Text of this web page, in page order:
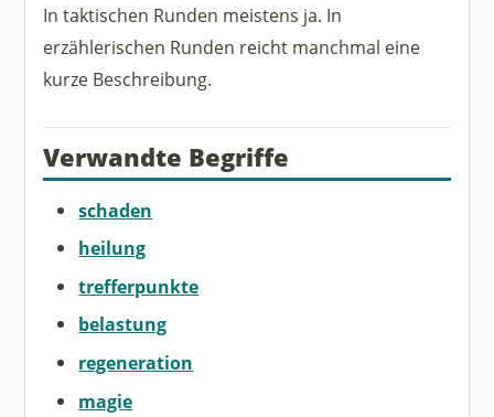
In taktischen Runden meistens ja. In
erzählerischen Runden reicht manchmal eine
kurze Beschreibung.
Verwandte Begriffe
schaden
heilung
trefferpunkte
belastung
regeneration
magie